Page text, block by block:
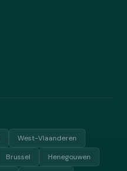
West-Vlaanderen
Brussel Henegouwen